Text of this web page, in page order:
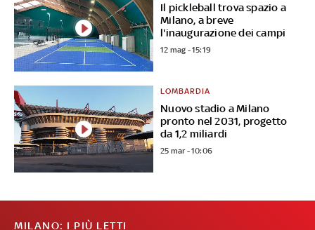
Il pickleball trova spazio a
Milano, a breve
l'inaugurazione dei campi
12 mag - 15:19
Nuovo stadio a Milano
pronto nel 2031, progetto
da 1,2 miliardi
LOMBARDIA
25 mar - 10:06
MILANO: I PIÙ LETTI